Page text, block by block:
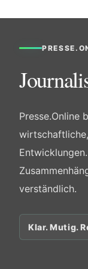
Presse.Online
verständlich.
Klar. Mutig.